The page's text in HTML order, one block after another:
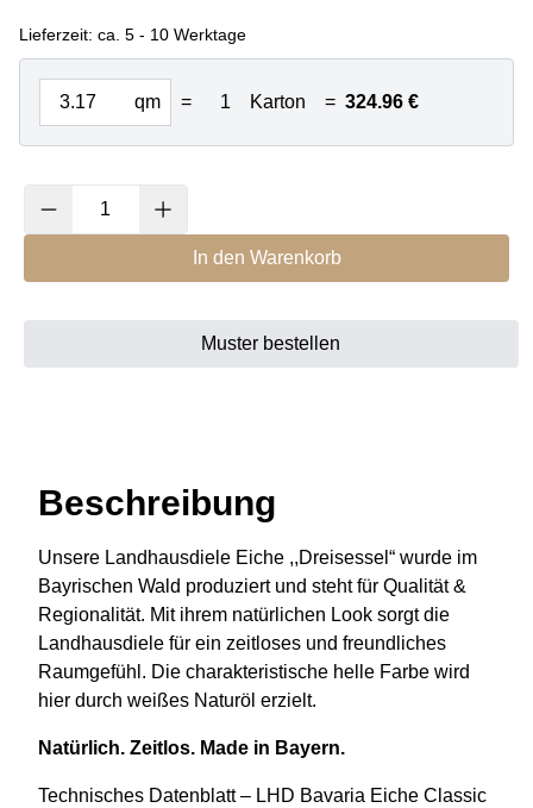
Lieferzeit: ca. 5 - 10 Werktage
qm = 1 Karton = 324.96
Landhausdiele
weiß
In den Warenkorb
Muster bestellen
Beschreibung
Unsere Landhausdiele Eiche ,,Dreisessel“ wurde im
Bayrischen Wald produziert und steht für Qualität &
Regionalität. Mit ihrem natürlichen Look sorgt die
Landhausdiele für ein zeitloses und freundliches
Raumgefühl. Die charakteristische helle Farbe wird
hier durch weißes Naturöl erzielt.
Natürlich. Zeitlos. Made in Bayern.
Technisches Datenblatt – LHD Bavaria Eiche Classic